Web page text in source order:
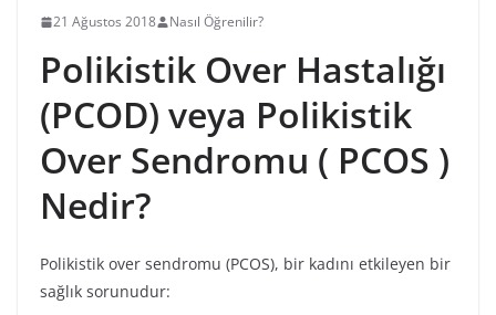
21 Ağustos 2018 Nasıl Öğrenilir?
Polikistik Over Hastalığı
(PCOD) veya Polikistik
Over Sendromu ( PCOS )
Nedir?
Polikistik over sendromu (PCOS), bir kadını etkileyen bir
sağlık sorunudur: